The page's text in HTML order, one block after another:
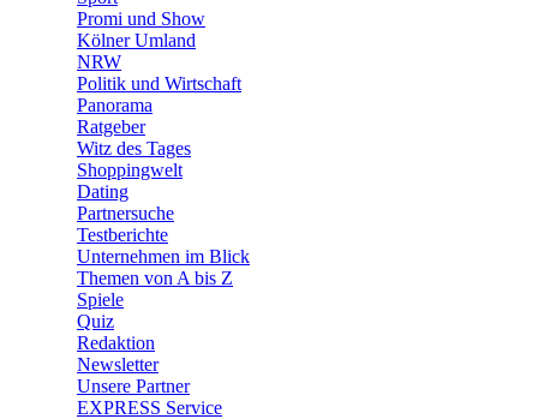
Promi und Show
Kölner Umland
NRW
Politik und Wirtschaft
Panorama
Ratgeber
Witz des Tages
Shoppingwelt
Dating
Partnersuche
Testberichte
Unternehmen im Blick
Themen von A bis Z
Spiele
Quiz
Redaktion
Newsletter
Unsere Partner
EXPRESS Service